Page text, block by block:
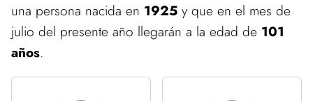
una persona nacida en 1925 y que en el mes de
julio del presente año llegarán a la edad de 101
años.